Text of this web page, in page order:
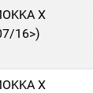
X
16>)
X